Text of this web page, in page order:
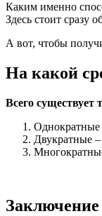
Каким именно
Здесь стоит сразу
А вот, чтобы
На какой
Всего
Однократные
Двукратные –
Заключение